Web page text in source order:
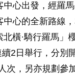
中心出發，經羅
中心的全新路線
橫·騎行羅馬」
2日舉行，分別
次，另亦規劃參